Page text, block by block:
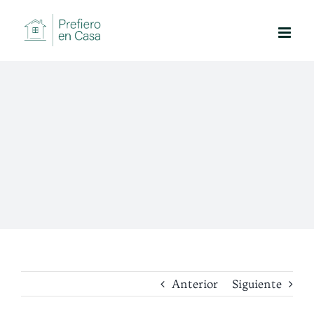
contenido
Anterior Siguiente